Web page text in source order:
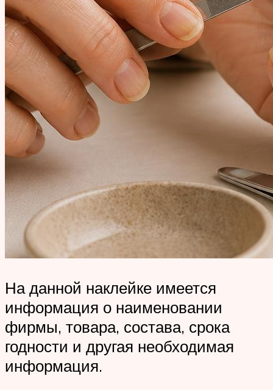
На данной наклейке имеется
информация о наименовании
фирмы, товара, состава, срока
годности и другая необходимая
информация.